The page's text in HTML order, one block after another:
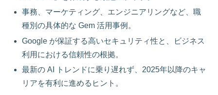
事務、マーケティング、エンジニアリングなど、職
種別の具体的な Gem 活用事例。
Google が保証する高いセキュリティ性と、ビジネス
利用における信頼性の根拠。
最新の AI トレンドに乗り遅れず、2025年以降のキャ
リアを有利に進めるヒント。